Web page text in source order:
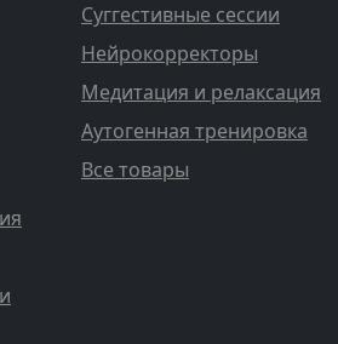
Суггестивные сессии
Нейрокорректоры
Медитация и релаксация
Аутогенная тренировка
Все товары